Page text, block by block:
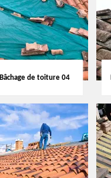
Bâchage de toiture 04